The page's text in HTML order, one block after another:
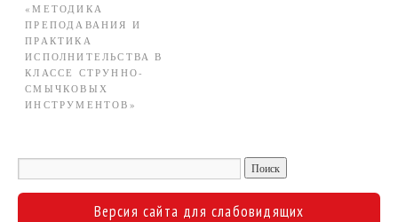
«МЕТОДИКА
ПРЕПОДАВАНИЯ И
ПРАКТИКА
ИСПОЛНИТЕЛЬСТВА В
КЛАССЕ СТРУННО-
СМЫЧКОВЫХ
ИНСТРУМЕНТОВ»
Версия сайта для слабовидящих